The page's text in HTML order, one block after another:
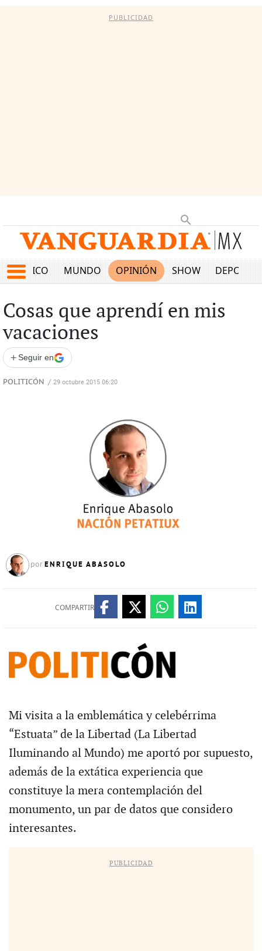
PUBLICIDAD
MÉXICO MUNDO OPINIÓN SHOW
Cosas que aprendí en mis
vacaciones
+ Seguir en
POLITICÓN / 29 octubre 2015 06:20
por ENRIQUE ABASOLO
COMPARTIR
Mi visita a la emblemática y celebérrima
“Estuata” de la Libertad (La Libertad
Iluminando al Mundo) me aportó por supuesto,
además de la extática experiencia que
constituye la mera contemplación del
monumento, un par de datos que considero
interesantes.
PUBLICIDAD